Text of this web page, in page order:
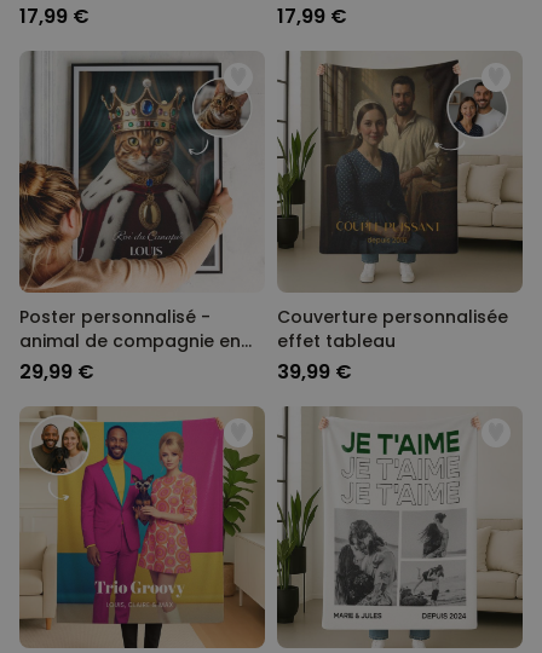
17,99 € 17,99 €
Poster personnalisé -
animal de compagnie en
uniforme
29,99 €
Couverture personnalisée
effet tableau
39,99 €